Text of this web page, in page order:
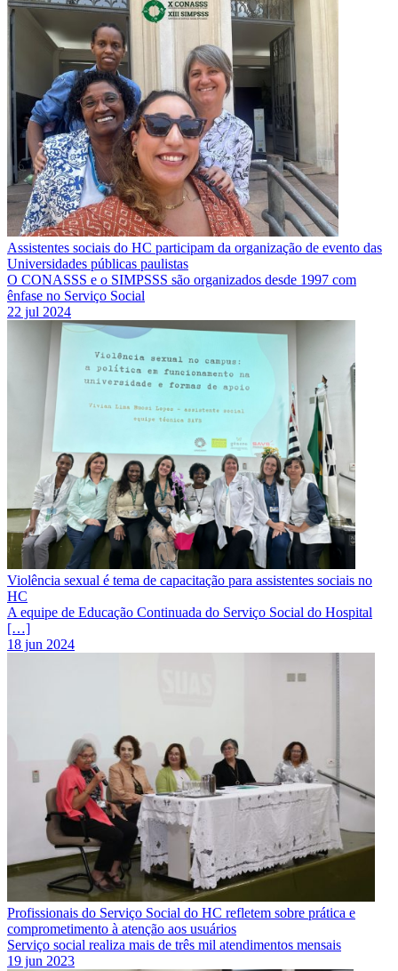
Assistentes sociais do HC participam da organização de evento das
Universidades públicas paulistas
O CONASSS e o SIMPSSS são organizados desde 1997 com
ênfase no Serviço Social
22 jul 2024
Violência sexual é tema de capacitação para assistentes sociais no
HC
A equipe de Educação Continuada do Serviço Social do Hospital
[…]
18 jun 2024
Profissionais do Serviço Social do HC refletem sobre prática e
comprometimento à atenção aos usuários
Serviço social realiza mais de três mil atendimentos mensais
19 jun 2023